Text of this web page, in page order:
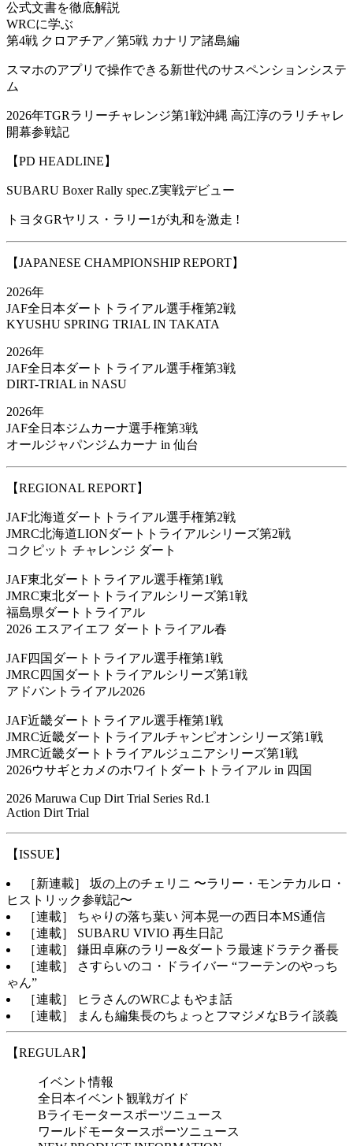
公式文書を徹底解説
WRCに学ぶ
第4戦 クロアチア／第5戦 カナリア諸島編
スマホのアプリで操作できる新世代のサスペンションシステ
ム
2026年TGRラリーチャレンジ第1戦沖縄 高江淳のラリチャレ
開幕参戦記
【PD HEADLINE】
SUBARU Boxer Rally spec.Z実戦デビュー
トヨタGRヤリス・ラリー1が丸和を激走 !
【JAPANESE CHAMPIONSHIP REPORT】
2026年
JAF全日本ダートトライアル選手権第2戦
KYUSHU SPRING TRIAL IN TAKATA
2026年
JAF全日本ダートトライアル選手権第3戦
DIRT-TRIAL in NASU
2026年
JAF全日本ジムカーナ選手権第3戦
オールジャパンジムカーナ in 仙台
【REGIONAL REPORT】
JAF北海道ダートトライアル選手権第2戦
JMRC北海道LIONダートトライアルシリーズ第2戦
コクピット チャレンジ ダート
JAF東北ダートトライアル選手権第1戦
JMRC東北ダートトライアルシリーズ第1戦
福島県ダートトライアル
2026 エスアイエフ ダートトライアル春
JAF四国ダートトライアル選手権第1戦
JMRC四国ダートトライアルシリーズ第1戦
アドバントライアル2026
JAF近畿ダートトライアル選手権第1戦
JMRC近畿ダートトライアルチャンピオンシリーズ第1戦
JMRC近畿ダートトライアルジュニアシリーズ第1戦
2026ウサギとカメのホワイトダートトライアル in 四国
2026 Maruwa Cup Dirt Trial Series Rd.1
Action Dirt Trial
【ISSUE】
［新連載］ 坂の上のチェリニ 〜ラリー・モンテカルロ・
ヒストリック参戦記〜
［連載］ ちゃりの落ち葉い 河本晃一の西日本MS通信
［連載］ SUBARU VIVIO 再生日記
［連載］ 鎌田卓麻のラリー&ダートラ最速ドラテク番長
［連載］ さすらいのコ・ドライバー “フーテンのやっち
ゃん”
［連載］ ヒラさんのWRCよもやま話
［連載］ まんも編集長のちょっとフマジメなBライ談義
【REGULAR】
イベント情報
全日本イベント観戦ガイド
Bライモータースポーツニュース
ワールドモータースポーツニュース